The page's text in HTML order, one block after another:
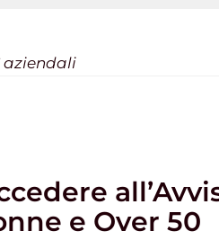
aziendali
e Over 50